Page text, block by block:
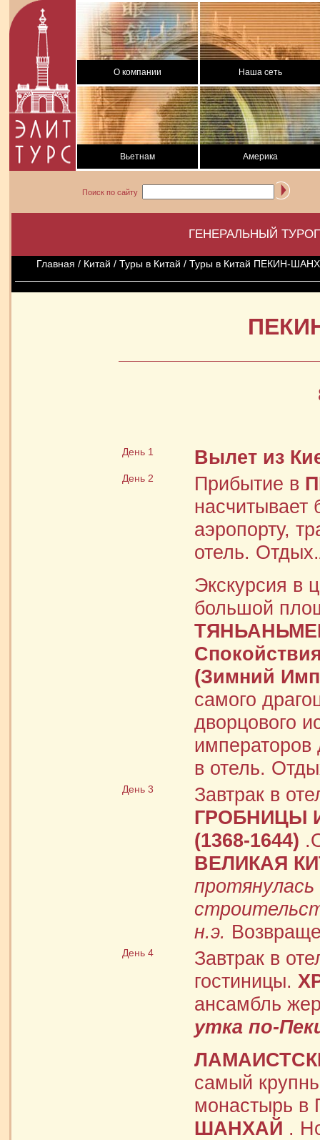
О компании Наша сеть
Вьетнам Америка
Поиск по сайту
ГЕНЕРАЛЬНЫЙ
Главная / Китай / Туры в Китай / Туры в Китай ПЕКИН-
День 1 Вылет из
День 2 Прибытие в
насчитывает
аэропорту,
отель.
Экскурсия в
большой
(Зимний
самого
дворцового
в отель.
День 3
Завтрак в
ГРОБНИЦЫ
(1368-1644)
ВЕЛИКАЯ
протянулась
н.э.
День 4
Завтрак в
гостиницы.
ансамбль
утка по-
самый
монастырь в
ШАНХАЙ .